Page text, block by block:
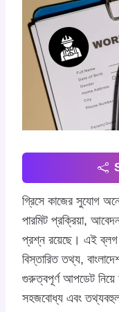
গ্রিসে কাজের সুযোগ
পারমিট প্রক্রিয়া,
প্রশ্ন রয়েছে। এই ব্লগ
বিস্তারিত তথ্য,
গুরুত্বপূর্ণ আপডেট
সহজবোধ্য এবং